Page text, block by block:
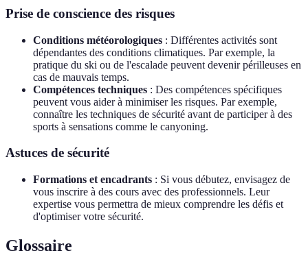
Prise de conscience des risques
Conditions météorologiques : Différentes activités sont
dépendantes des conditions climatiques. Par exemple, la
pratique du ski ou de l'escalade peuvent devenir périlleuses en
cas de mauvais temps.
Compétences techniques : Des compétences spécifiques
peuvent vous aider à minimiser les risques. Par exemple,
connaître les techniques de sécurité avant de participer à des
sports à sensations comme le canyoning.
Astuces de sécurité
Formations et encadrants : Si vous débutez, envisagez de
vous inscrire à des cours avec des professionnels. Leur
expertise vous permettra de mieux comprendre les défis et
d'optimiser votre sécurité.
Glossaire